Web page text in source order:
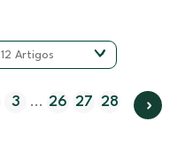
12 Artigos
3 ... 26 27 28